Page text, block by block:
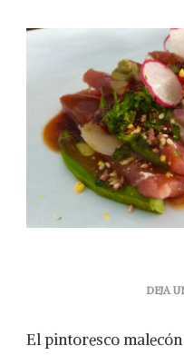
DEJA
El pintoresco malecón